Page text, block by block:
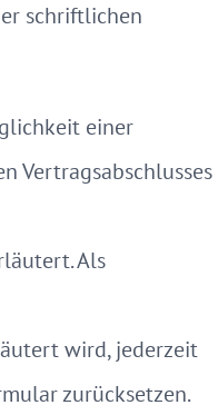
schriftlichen
einer
Vertragsabschlusses
Als
wird, jederzeit
zurücksetzen.